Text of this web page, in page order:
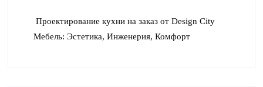
Проектирование кухни на заказ от Design City
Мебель: Эстетика, Инженерия, Комфорт